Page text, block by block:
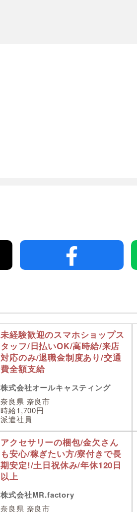
未経験歓迎のスマホショップス
タッフ/日払いOK/高時給/来店
対応のみ/退職金制度あり/交通
費全額支給
株式会社オールキャスティング
奈良県 奈良市
時給1,700円
派遣社員
アクセサリーの梱包/金欠さん
も安心/稼ぎたい方/寮付きで長
期安定!/土日祝休み/年休120日
以上
株式会社MR.factory
奈良県 奈良市